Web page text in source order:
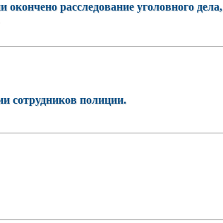
окончено расследование уголовного дела,
сотрудников полиции.